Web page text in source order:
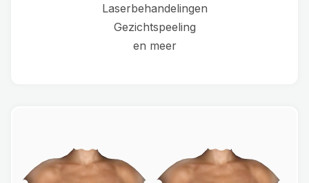
Laserbehandelingen
Gezichtspeeling
en meer